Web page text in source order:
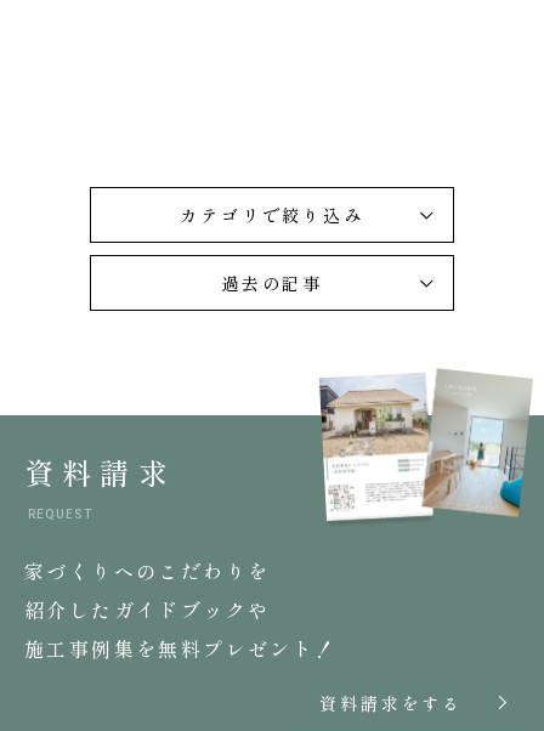
カテゴリで絞り込み
過去の記事
資料請求
REQUEST
家づくりへのこだわりを
紹介したガイドブックや
施工事例集を無料プレゼント！
資料請求をする